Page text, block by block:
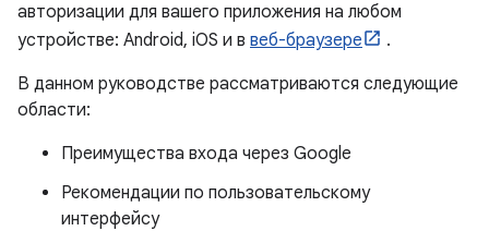
авторизации для вашего приложения на любом
устройстве: Android, iOS и в веб-браузере
.
В данном руководстве рассматриваются следующие
области:
Преимущества входа через Google
Рекомендации по пользовательскому
интерфейсу